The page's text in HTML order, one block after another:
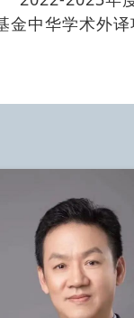
金中华学术外